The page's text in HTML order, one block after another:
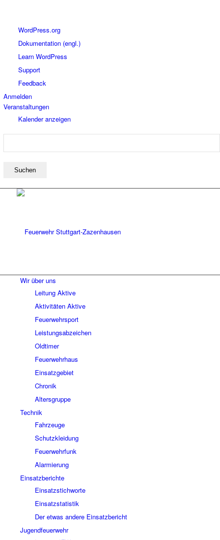
WordPress
WordPress.org
Dokumentation (engl.)
Learn WordPress
Support
Feedback
Anmelden
Veranstaltungen
Kalender anzeigen
Suchen
Wir über uns
Leitung Aktive
Aktivitäten Aktive
Feuerwehrsport
Leistungsabzeichen
Oldtimer
Feuerwehrhaus
Einsatzgebiet
Chronik
Altersgruppe
Technik
Fahrzeuge
Schutzkleidung
Feuerwehrfunk
Alarmierung
Einsatzberichte
Einsatzstichworte
Einsatzstatistik
Der etwas andere Einsatzbericht
Jugendfeuerwehr